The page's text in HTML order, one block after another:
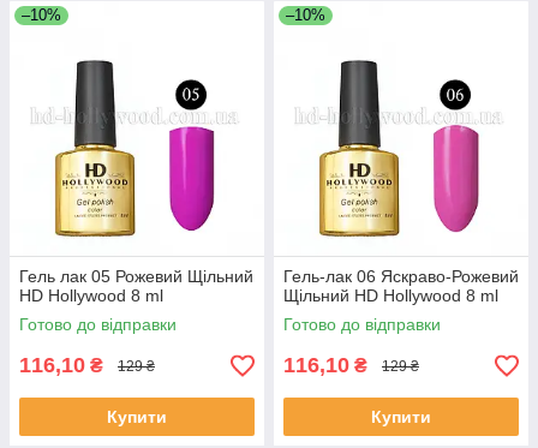
–10%
Гель лак 05 Рожевий Щільний
HD Hollywood 8 ml
Готово до відправки
116,10 ₴ 129 ₴
Купити
–10%
Гель-лак 06 Яскраво-Рожевий
Щільний HD Hollywood 8 ml
Готово до відправки
116,10 ₴ 129 ₴
Купити